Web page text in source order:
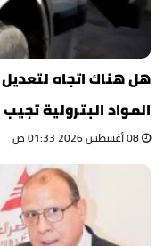
هل هناك اتجاه
المواد البترولية تجيب